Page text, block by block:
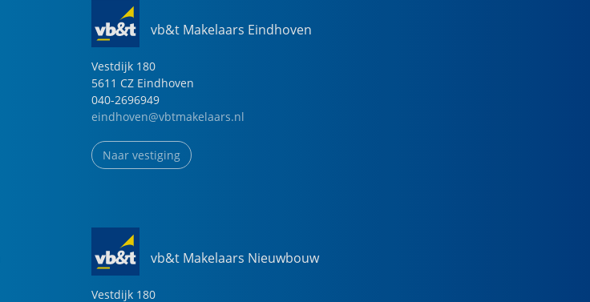
vb&t Makelaars Eindhoven
Vestdijk 180
5611 CZ Eindhoven
040-2696949
eindhoven@vbtmakelaars.nl
Naar vestiging
vb&t Makelaars Nieuwbouw
Vestdijk 180